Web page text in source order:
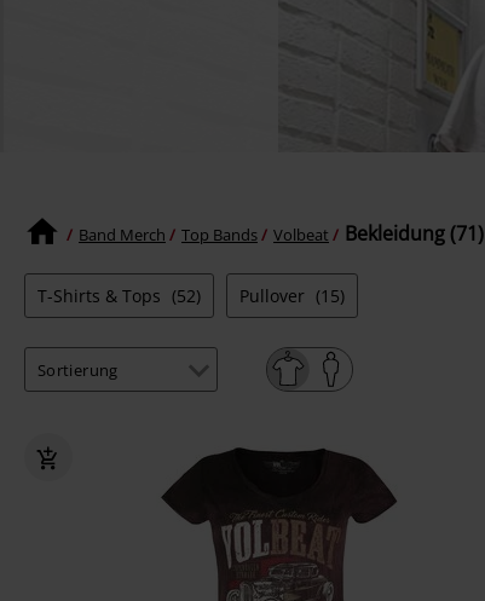
Band Merch Top Bands Volbeat Bekleidung (71)
T-Shirts & Tops (52) Pullover (15)